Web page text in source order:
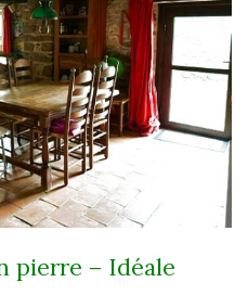
pierre – Idéale